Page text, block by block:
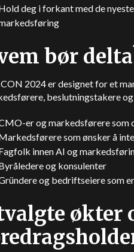
deg i forkant med de
bør
2024 er designet for et
beslutningstakere
er og markedsførere som
som ønsker å
innen AI og
og konsulenter
og bedriftseiere som
økter